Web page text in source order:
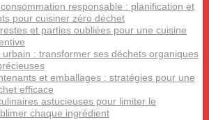
responsable : planification et
pour cuisiner zéro déchet
et parties oubliées pour une cuisine
: transformer ses déchets organiques
et emballages : stratégies pour une
efficace
astucieuses pour limiter le
chaque ingrédient